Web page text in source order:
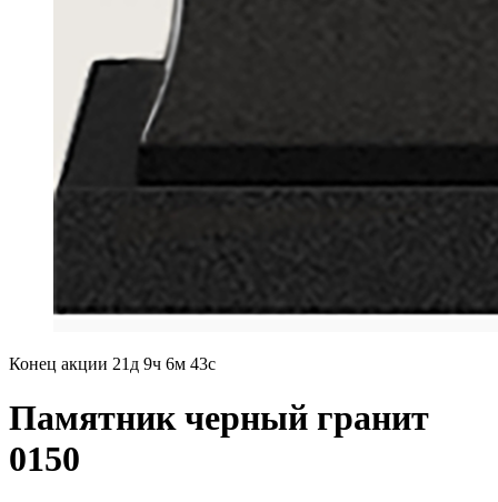
Конец акции 21д 9ч 6м 42с
Памятник черный гранит
0150